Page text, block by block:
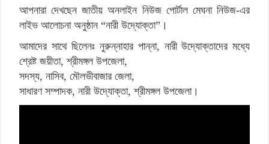
আপনারা দেখছেন জাতীয় অনলাইন নিউজ পোর্টাল মেঘনা নিউজ-এর
লাইভ আলোচনা অনুষ্ঠান “নারী উদ্যোক্তা”।
আমাদের সাথেছিলেনঃ নুরুন্নাহার পান্না, নারী উদ্যোক্তাদের মধ্যে
শ্রেষ্ট জয়ীতা, শ্রীমঙ্গল উপজেলা,
সদস্য, নাসিব, মৌলভীবাজার জেলা,
সাধারণ সম্পাদক, নারী উদ্যোক্তা, শ্রীমঙ্গল উপজেলা।